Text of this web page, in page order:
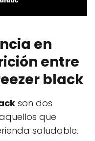
en
entre
black
son dos
que
saludable.